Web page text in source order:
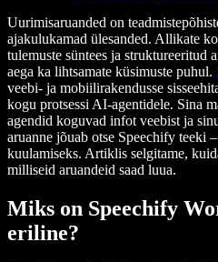
Uurimisaruanded on
ajakulukamad ülesanded. Allikate
tulemuste süntees ja struktureeritud
aega ka lihtsamate küsimuste puhul.
veebi- ja mobiilirakendusse
kogu protsessi AI-agentidele. Sina
agendid koguvad infot veebist ja
aruanne jõuab otse Speechify teeki
kuulamiseks. Artiklis selgitame,
milliseid aruandeid saad luua.
Miks on Speechify
eriline?